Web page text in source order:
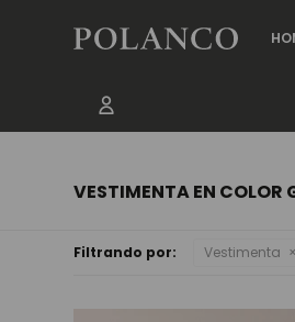
VESTIMENTA EN COLOR
Filtrando por: Vestimenta